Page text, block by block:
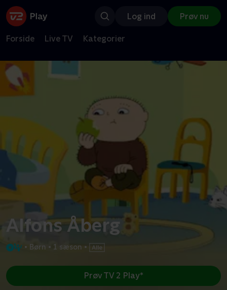
Log ind Prøv nu
Forside Live TV Kategorier
Alfons Åberg
• Børn • 1 sæson •
Prøv TV 2 Play*